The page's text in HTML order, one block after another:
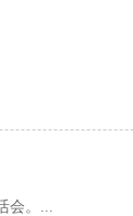
会。...